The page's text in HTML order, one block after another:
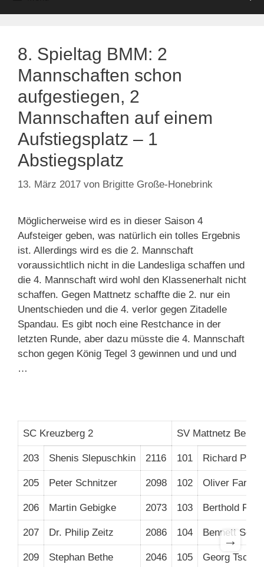
8. Spieltag BMM: 2
Mannschaften schon
aufgestiegen, 2
Mannschaften auf einem
Aufstiegsplatz – 1
Abstiegsplatz
13. März 2017 von Brigitte Große-Honebrink
Möglicherweise wird es in dieser Saison 4
Aufsteiger geben, was natürlich ein tolles Ergebnis
ist. Allerdings wird es die 2. Mannschaft
voraussichtlich nicht in die Landesliga schaffen und
die 4. Mannschaft wird wohl den Klassenerhalt nicht
schaffen. Gegen Mattnetz schaffte die 2. nur ein
Unentschieden und die 4. verlor gegen Zitadelle
Spandau. Es gibt noch eine Restchance in der
letzten Runde, aber dazu müsste die 4. Mannschaft
schon gegen König Tegel 3 gewinnen und und und
…
SC Kreuzberg 2 SV Mattnetz Berlin
203 Shenis Slepuschkin 2116 101 Richard Pixa
205 Peter Schnitzer 2098 102 Oliver
206 Martin Gebigke 2073 103 Berthold
207 Dr. Philip Zeitz 2086 104 Bennett
209 Stephan Bethe 2046 105 Georg
→